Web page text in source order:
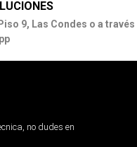
9, Las Condes o a través
no dudes en